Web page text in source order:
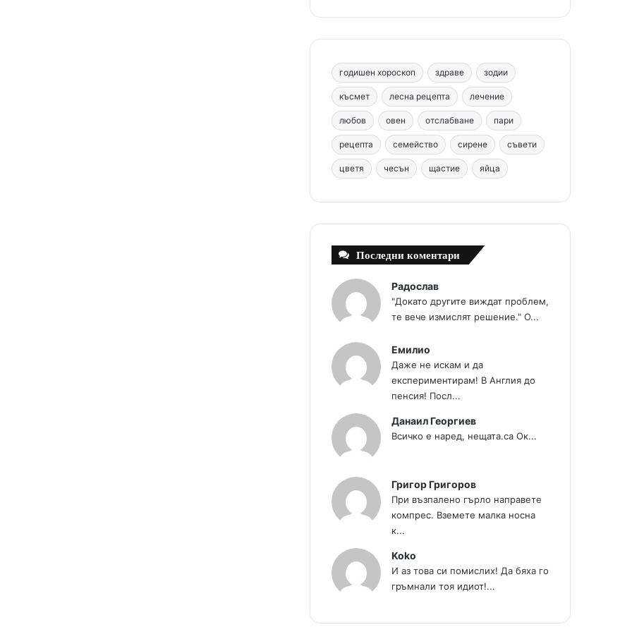
o
o
k
r
e
s
t
b
e
g
r
a
m
m
годишен хороскоп здраве зодии
късмет лесна рецепта лечение
любов овен отслабване пари
рецепта семейство сирене съвети
цветя чесън щастие яйца
Последни коментари
Радослав
"Докато другите виждат проблем,
те вече измислят решение." О...
Емилио
Даже не искам и да
експериментирам! В Англия до
пенсия! Посл...
Данаил Георгиев
Всичко е наред, нещата.са Ок...
Григор Григоров
При възпалено гърло направете
компрес. Вземете малка носна
к...
Koko
И аз това си помислих! Да бяха го
гръмнали тоя идиот!...